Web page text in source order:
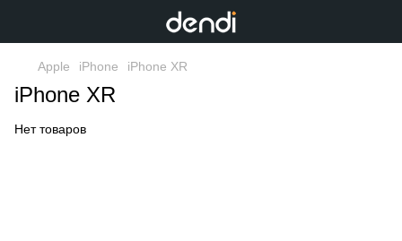
Apple iPhone iPhone XR
iPhone XR
Нет товаров